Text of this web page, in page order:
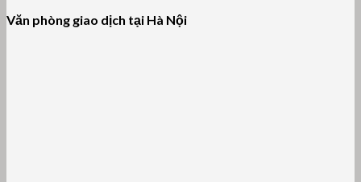
Văn phòng giao dịch tại Hà Nội